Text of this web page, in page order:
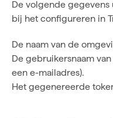
De volgende
bij het configureren in
De naam van de
De gebruikersnaam
een e-mailadres).
Het gegenereerde